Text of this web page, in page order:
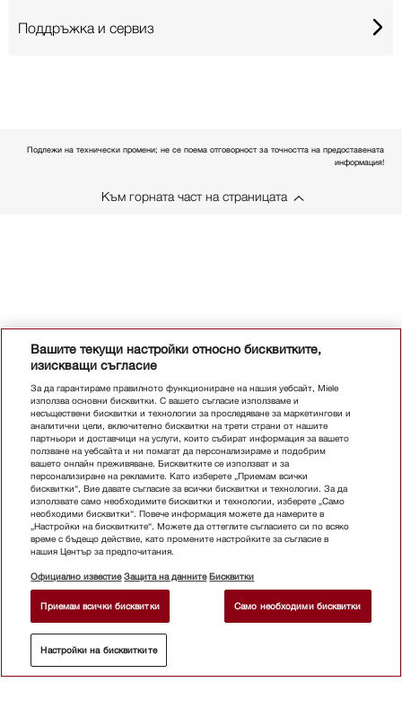
Поддръжка и сервиз
Подлежи на технически промени; не се поема отговорност за точността на предоставената
информация!
Към горната част на страницата
Вашите текущи настройки относно бисквитките,
изискващи съгласие
За да гарантираме правилното функциониране на нашия уебсайт, Miele
използва основни бисквитки. С вашето съгласие използваме и
несъществени бисквитки и технологии за проследяване за маркетингови и
аналитични цели, включително бисквитки на трети страни от нашите
партньори и доставчици на услуги, които събират информация за вашето
ползване на уебсайта и ни помагат да персонализираме и подобрим
вашето онлайн преживяване. Бисквитките се използват и за
персонализиране на рекламите. Като изберете „Приемам всички
бисквитки“, Вие давате съгласие за всички бисквитки и технологии. За да
използвате само необходимите бисквитки и технологии, изберете „Само
необходими бисквитки“. Повече информация можете да намерите в
„Настройки на бисквитките“. Можете да оттеглите съгласието си по всяко
време с бъдещо действие, като промените настройките за съгласие в
нашия Център за предпочитания.
Официално известие Защита на данните Бисквитки
Приемам всички бисквитки Само необходими бисквитки
Настройки на бисквитките